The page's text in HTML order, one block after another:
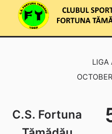
content
LIGA
C.S. Fortuna